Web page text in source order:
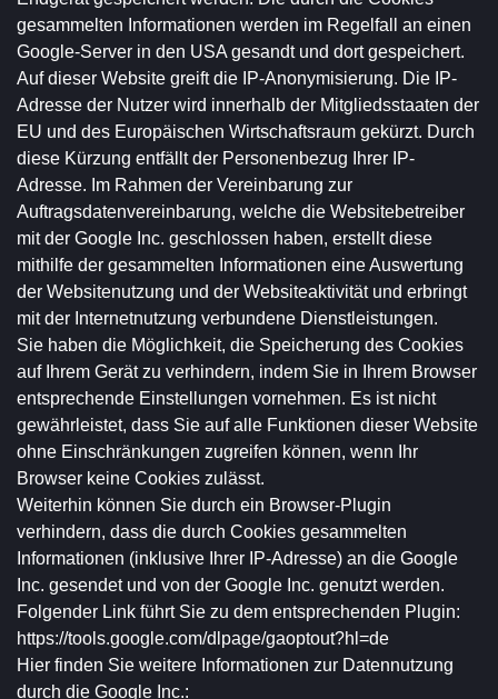
gesammelten Informationen werden im Regelfall an einen
Google-Server in den USA gesandt und dort gespeichert.
Auf dieser Website greift die IP-Anonymisierung. Die IP-
Adresse der Nutzer wird innerhalb der Mitgliedsstaaten der
EU und des Europäischen Wirtschaftsraum gekürzt. Durch
diese Kürzung entfällt der Personenbezug Ihrer IP-
Adresse. Im Rahmen der Vereinbarung zur
Auftragsdatenvereinbarung, welche die Websitebetreiber
mit der Google Inc. geschlossen haben, erstellt diese
mithilfe der gesammelten Informationen eine Auswertung
der Websitenutzung und der Websiteaktivität und erbringt
mit der Internetnutzung verbundene Dienstleistungen.
Sie haben die Möglichkeit, die Speicherung des Cookies
auf Ihrem Gerät zu verhindern, indem Sie in Ihrem Browser
entsprechende Einstellungen vornehmen. Es ist nicht
gewährleistet, dass Sie auf alle Funktionen dieser Website
ohne Einschränkungen zugreifen können, wenn Ihr
Browser keine Cookies zulässt.
Weiterhin können Sie durch ein Browser-Plugin
verhindern, dass die durch Cookies gesammelten
Informationen (inklusive Ihrer IP-Adresse) an die Google
Inc. gesendet und von der Google Inc. genutzt werden.
Folgender Link führt Sie zu dem entsprechenden Plugin:
https://tools.google.com/dlpage/gaoptout?hl=de
Hier finden Sie weitere Informationen zur Datennutzung
durch die Google Inc.: